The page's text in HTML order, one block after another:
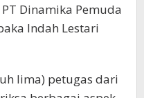
Dinamika Pemuda
Indah Lestari
lima) petugas dari